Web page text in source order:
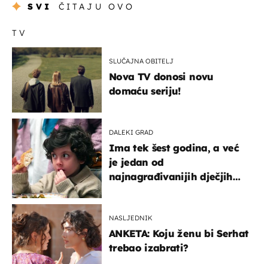
SVI ČITAJU OVO
TV
SLUČAJNA OBITELJ
Nova TV donosi novu
domaću seriju!
DALEKI GRAD
Ima tek šest godina, a već
je jedan od
najnagrađivanijih dječjih
NASLJEDNIK
ANKETA: Koju ženu bi Serhat
trebao izabrati?